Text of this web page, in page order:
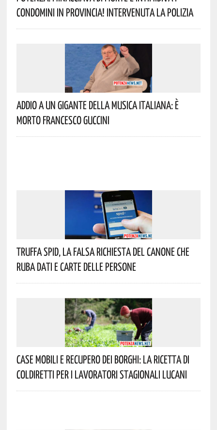
Condomini In Provincia! Intervenuta La Polizia
Addio A Un Gigante Della Musica Italiana: È
Morto Francesco Guccini
Truffa Spid, La Falsa Richiesta Del Canone Che
Ruba Dati E Carte Delle Persone
Case Mobili E Recupero Dei Borghi: La Ricetta Di
Coldiretti Per I Lavoratori Stagionali Lucani